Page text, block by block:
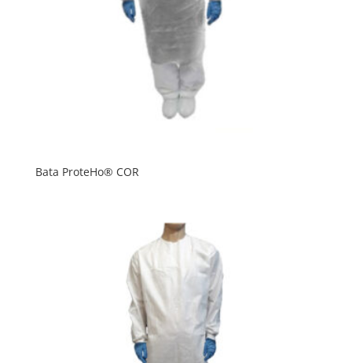
Bata ProteHo® COR